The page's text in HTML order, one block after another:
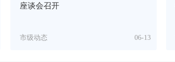
座谈会召开
06-13
市级动态